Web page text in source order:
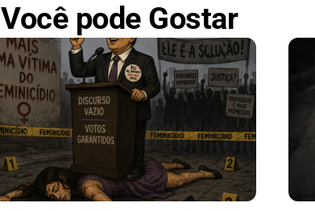
Você pode Gostar